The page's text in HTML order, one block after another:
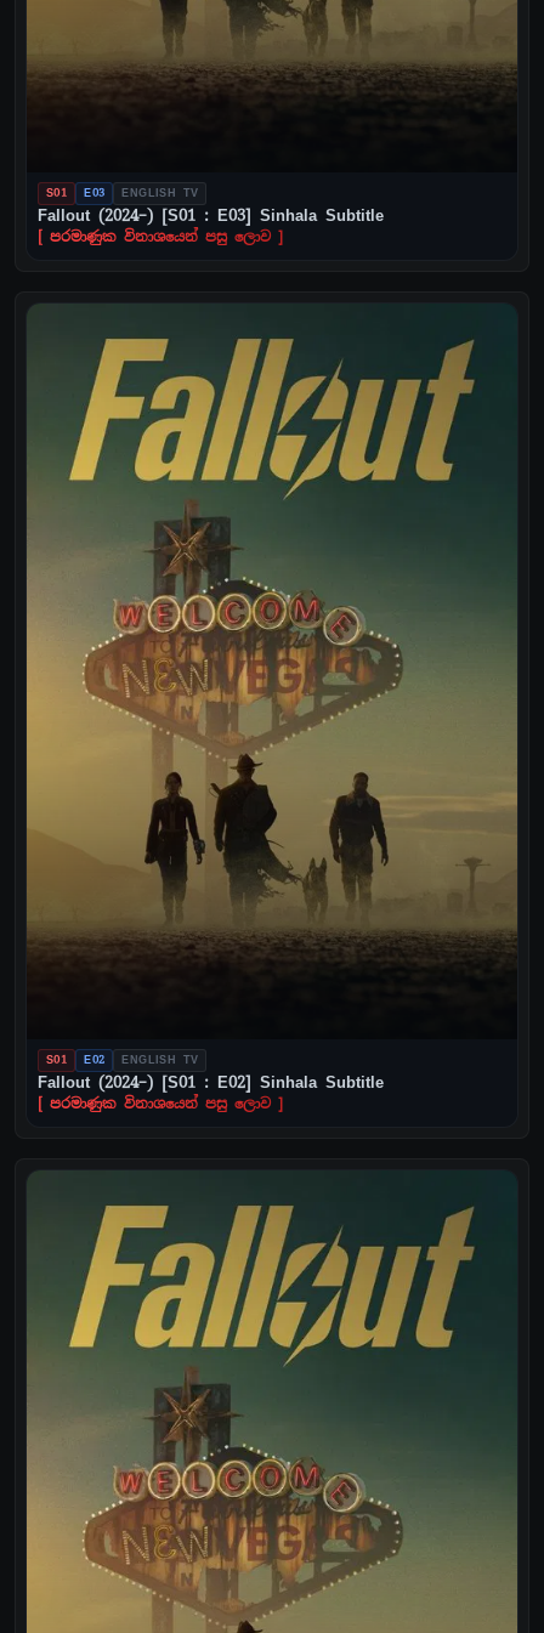
S01 E03 ENGLISH TV
Fallout (2024–) [S01 : E03] Sinhala Subtitle
[ පරමාණුක විනාශයෙන් පසු ලොව ]
S01 E02 ENGLISH TV
Fallout (2024–) [S01 : E02] Sinhala Subtitle
[ පරමාණුක විනාශයෙන් පසු ලොව ]